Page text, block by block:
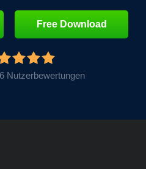
Free Download
Nutzerbewertungen